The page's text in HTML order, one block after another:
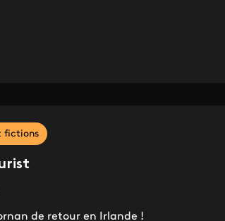
fictions
de retour en Irlande !